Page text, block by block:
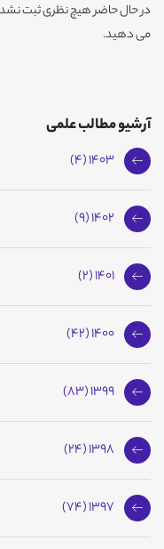
در حال حاضر هیچ نظری ثبت
می دهید.
آرشیو مطالب علمی
1403 (4)
1402 (9)
1401 (2)
1400 (42)
1399 (83)
1398 (24)
1397 (74)